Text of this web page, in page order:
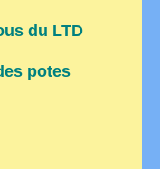
du LTD
potes